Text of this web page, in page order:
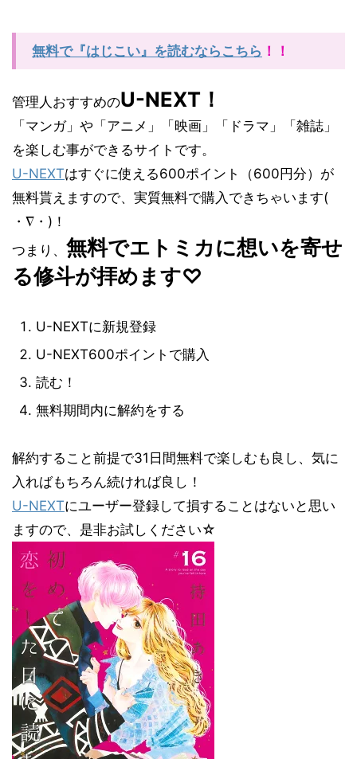
無料で『はじこい』を読むならこちら ！！
管理人おすすめのU-NEXT ！
「マンガ」や「アニメ」「映画」「ドラマ」「雑誌」
を楽しむ事ができるサイトです。
U-NEXTはすぐに使える600ポイント（600円分）が
無料貰えますので、実質無料で購入できちゃいます(
・∇・)！
つまり、 無料でエトミカに想いを寄せ
る修斗が拝めます♡
U-NEXTに新規登録
U-NEXT600ポイントで購入
読む！
無料期間内に解約をする
解約すること前提で31日間無料で楽しむも良し、気に
入ればもちろん続ければ良し！
U-NEXTにユーザー登録して損することはないと思い
ますので、是非お試しください☆